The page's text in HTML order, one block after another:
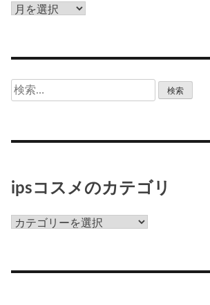
IPS
メ
ィ
ス
な
だ
検
索:
ipsコスメのカテゴリ
ips
メ